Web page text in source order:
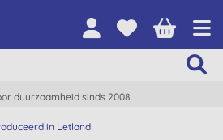
duurzaamheid sinds 2008
in Letland